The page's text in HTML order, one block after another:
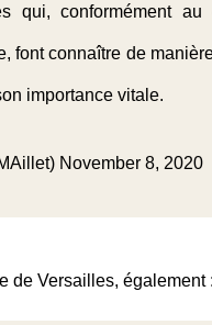
qui, conformément
font connaître de
importance vitale.
November 8, 2020
de Versailles, également :